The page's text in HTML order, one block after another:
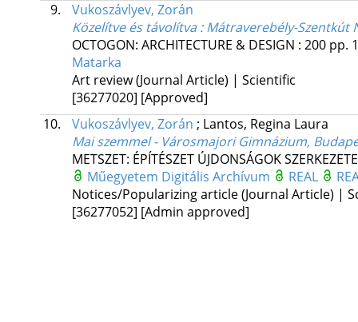
9.
Vukoszávlyev, Zorán
Közelítve és távolítva : Mátraverebély-
OCTOGON: ARCHITECTURE & DESIGN : 200 pp.
Matarka
Art review (Journal Article) | Scientific
[36277020] [Approved]
10.
Vukoszávlyev, Zorán ; Lantos, Regina Laura
Mai szemmel - Városmajori Gimnázium,
METSZET: ÉPÍTÉSZET ÚJDONSÁGOK
Műegyetem Digitális Archívum
REAL
Notices/Popularizing article (Journal Article) |
[36277052] [Admin approved]